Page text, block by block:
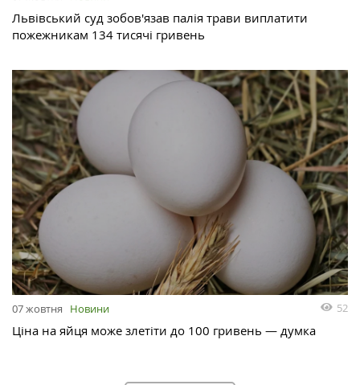
Львівський суд зобов'язав палія трави виплатити
пожежникам 134 тисячі гривень
07 жовтня Новини 52
Ціна на яйця може злетіти до 100 гривень — думка